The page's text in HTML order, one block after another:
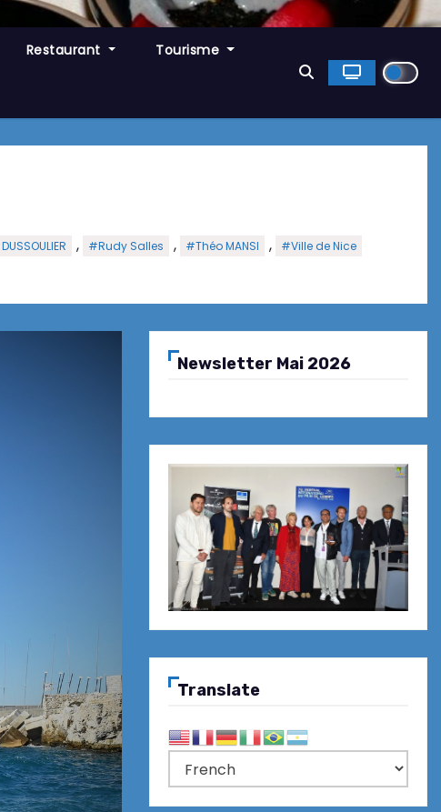
Restaurant Tourisme
, #Rudy Salles , #Théo MANSI , #Ville de Nice
Newsletter Mai 2026
Translate